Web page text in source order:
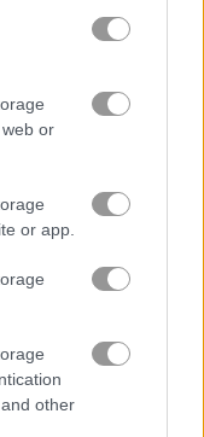
or
or app.
other
pinboard